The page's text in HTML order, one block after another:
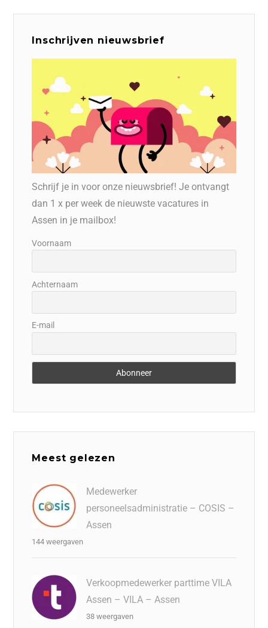
Inschrijven nieuwsbrief
Schrijf je in voor onze nieuwsbrief! Je ontvangt
dan 1 x per week de nieuwste vacatures in
Assen in je mailbox!
Voornaam
Achternaam
E-mail
Meest gelezen
Medewerker
personeelsadministratie – COSIS –
Assen
144 weergaven
Verkoopmedewerker parttime VILA
Assen – VILA – Assen
38 weergaven